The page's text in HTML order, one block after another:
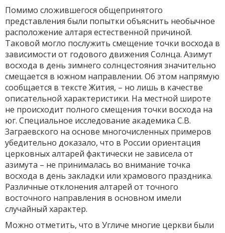
Помимо сложившегося общепринятого
представления были попытки объяснить необычное
расположение алтаря естественной причиной.
Таковой могло послужить смещение точки восхода в
зависимости от годового движения Солнца. Азимут
восхода в день зимнего солнцестояния значительно
смещается в южном направлении. Об этом напрямую
сообщается в тексте Жития, – но лишь в качестве
описательной характеристики. На местной широте
не происходит полного смещения точки восхода на
юг. Специальное исследование академика С.В.
Заграевского на основе многочисленных примеров
убедительно доказало, что в России ориентация
церковных алтарей фактически не зависела от
азимута – не принималась во внимание точка
восхода в день закладки или храмового праздника.
Различные отклонения алтарей от точного
восточного направления в основном имели
случайный характер.
Можно отметить, что в Угличе многие церкви были